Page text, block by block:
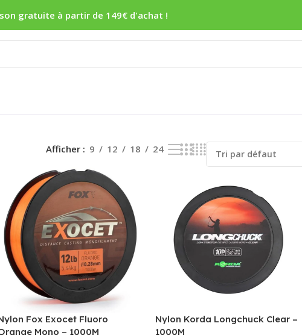
gratuite à partir de 149€ d'achat !
Afficher 9 12 18 24
Fox Exocet Fluoro
Mono – 1000M
Nylon Korda Longchuck Clear –
1000M